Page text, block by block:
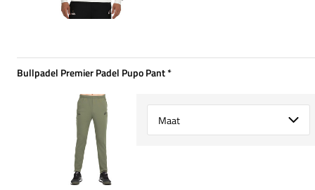
Bullpadel Premier Padel Pupo Pant*
Select {option} for {name}